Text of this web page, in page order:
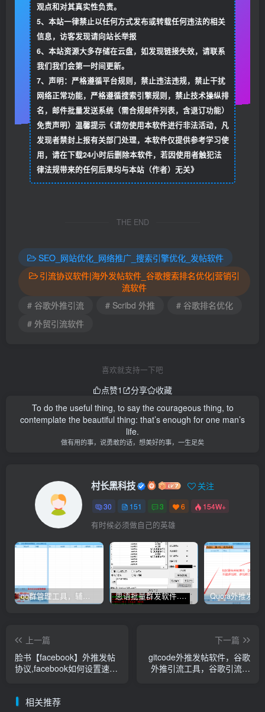
观点和对其真实性负责。
5、本站一律禁止以任何方式发布或转载任何违法的相关
信息，访客发现请向站长举报
6、本站资源大多存储在云盘，如发现链接失效，请联系
我们我们会第一时间更新。
7、声明：严格遵循平台规则，禁止违法违规，禁止干扰
网络正常功能，严格遵循搜索引擎规则，禁止技术操纵排
名，邮件批量发送系统（需合规邮件列表，含退订功能）
免责声明）温馨提示《请勿使用本软件进行非法活动，凡
发现者禁封上报有关部门处理，本软件仅提供参考学习使
用，请在下载24小时后删除本软件，若因使用者触犯法
律法规带来的任何后果均与本站（作者）无关》
THE END
SEO_网站优化_网络推广_搜索引擎优化_发帖软件
引流协议软件|海外发帖软件_谷歌搜索排名优化|营销引
流软件
# 谷歌外推引流
# Scribd 外推
# 谷歌排名优化
# 外贸引流软件
喜欢就支持一下吧
点赞1 分享
收藏
To do the useful thing, to say the courageous thing, to
contemplate the beautiful thing: that’s enough for one man’s
life.
做有用的事，说勇敢的话，想美好的事，一生足矣
村长黑科技 关注
30 151 3 6 154W+
有时候必须做自己的英雄
思语批量群发软件.私信.点赞.加好友功能+查询手机是否已注册账号
上一篇
脸书【facebook】外推发帖
协议,facebook如何设置速推
下一篇
gitcode外推发帖软件，谷歌
外推引流工具，谷歌引流利
相关推荐